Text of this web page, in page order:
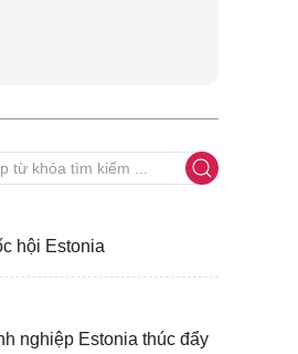
hội Estonia
nghiệp Estonia thúc đẩy